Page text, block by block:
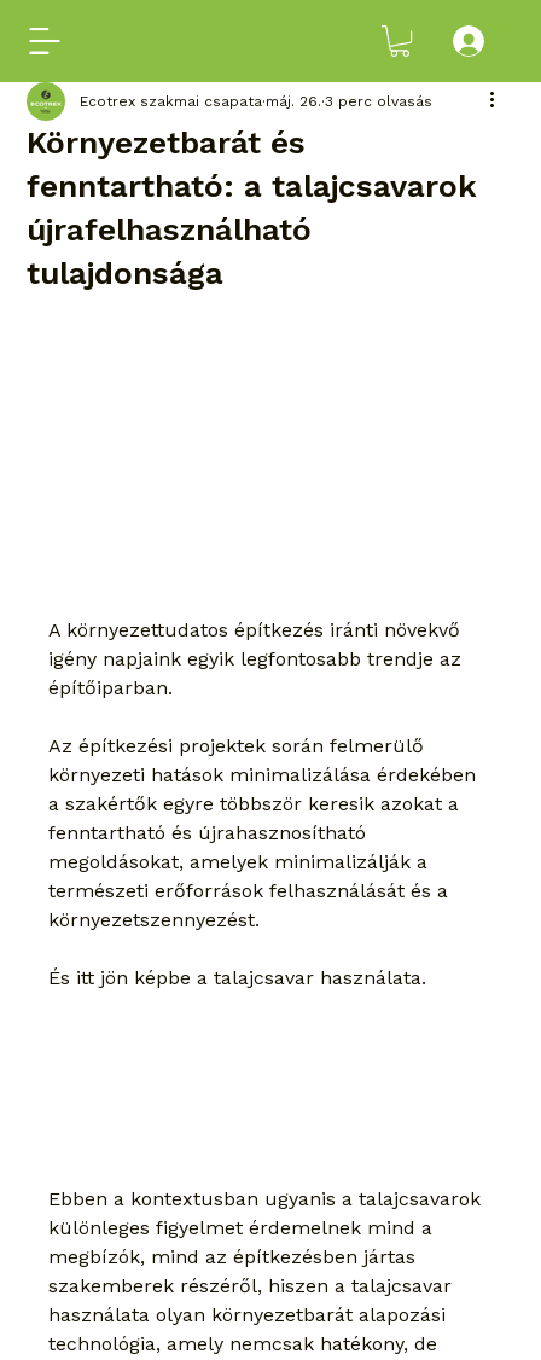
Környezetbarát és
fenntartható: a talajcsavarok
újrafelhasználható
tulajdonsága
Ecotrex szakmai csapata máj. 26. 3 perc olvasás
A környezettudatos építkezés iránti növekvő
igény napjaink egyik legfontosabb trendje az
építőiparban.
Az építkezési projektek során felmerülő
környezeti hatások minimalizálása érdekében
a szakértők egyre többször keresik azokat a
fenntartható és újrahasznosítható
megoldásokat, amelyek minimalizálják a
természeti erőforrások felhasználását és a
környezetszennyezést.
És itt jön képbe a talajcsavar használata.
Ebben a kontextusban ugyanis a talajcsavarok
különleges figyelmet érdemelnek mind a
megbízók, mind az építkezésben jártas
szakemberek részéről, hiszen a talajcsavar
használata olyan környezetbarát alapozási
technológia, amely nemcsak hatékony, de